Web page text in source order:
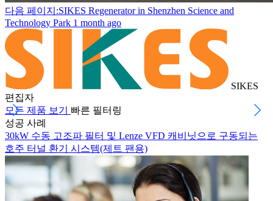
다음 페이지:SIKES Regenerator in Shenzhen Science and
Technology Park 1 month ago
SIKES
편집자
모든 제품 보기
빠른 필터링
성공 사례
30kW 수동 고조파 필터 및 Lenze VFD 캐비닛으로 구동되는
호주 터널 환기 시스템(제트 팬용)